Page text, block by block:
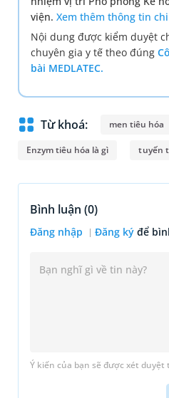
viện. Xem thêm thông tin
Nội dung được kiểm duyệt
chuyên gia y tế theo đúng
bài MEDLATEC.
Từ khoá: men tiêu hóa
Enzym tiêu hóa là gì tuyến
Bình luận (0)
Đăng nhập Đăng ký để
Ý kiến của bạn sẽ được xét